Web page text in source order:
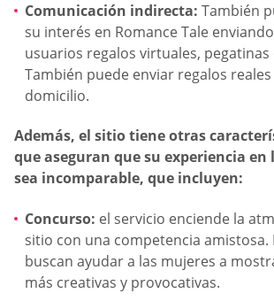
Comunicación indirecta: También
su interés en Romance Tale
usuarios regalos virtuales, pegatinas
También puede enviar regalos
domicilio.
Además, el sitio tiene otras
que aseguran que su experiencia
sea incomparable, que incluyen:
Concurso: el servicio enciende la
sitio con una competencia amistosa.
buscan ayudar a las mujeres a
más creativas y provocativas.